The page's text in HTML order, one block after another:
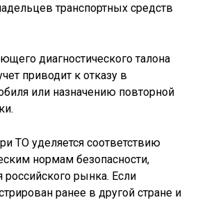
транспортных средств
диагностического талона
приводит к отказу в
или назначению повторной
ТО уделяется соответствию
нормам безопасности,
рынка. Если
ранее в другой стране и